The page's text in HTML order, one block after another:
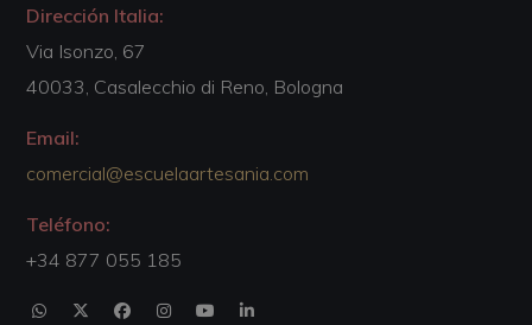
Dirección Italia:
Via Isonzo, 67
40033, Casalecchio di Reno, Bologna
Email:
comercial@escuelaartesania.com
Teléfono:
+34 877 055 185